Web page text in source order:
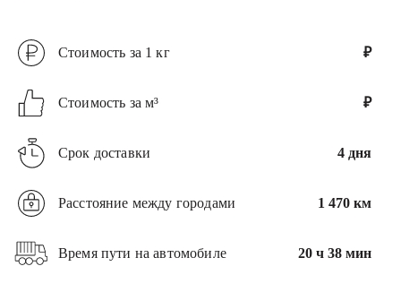
Стоимость за 1 кг ₽
Стоимость за м³ ₽
Срок доставки 4 дня
Расстояние между городами 1 470 км
Время пути на автомобиле 20 ч 38 мин